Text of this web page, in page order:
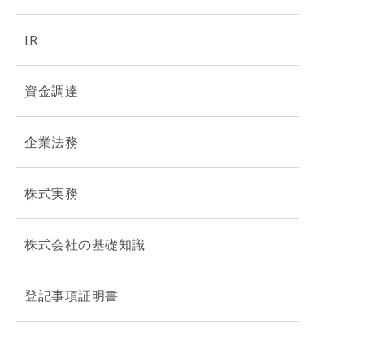
IR
資金調達
企業法務
株式実務
株式会社の基礎知識
登記事項証明書